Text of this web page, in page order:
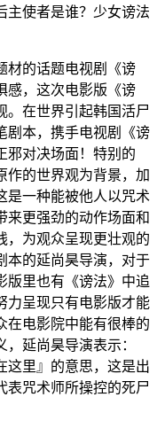
主使者是谁？少女谤法
材的话题电视剧《谤
感，这次电影版《谤
。在世界引起韩国活尸
剧本，携手电视剧《谤
邪对决场面！特别的
作的世界观为背景，加
是一种能被他人以咒术
来更强劲的动作场面和
，为观众呈现更壮观的
本的延尚昊导演，对于
版里也有《谤法》中追
力呈现只有电影版才能
在电影院中能有很棒的
延尚昊导演表示：
这里』的意思，这是出
表咒术师所操控的死尸